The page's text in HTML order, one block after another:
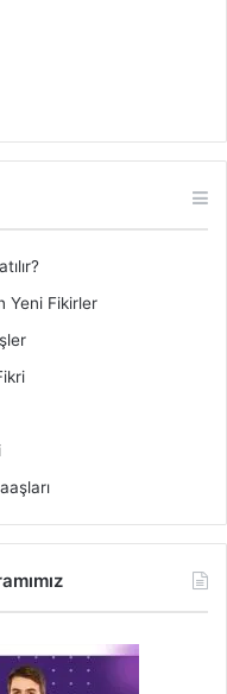
Yeni Fikirler